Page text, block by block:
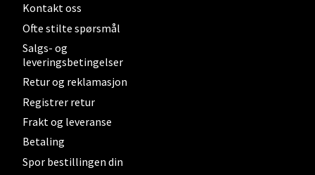
Kontakt oss
Ofte stilte spørsmål
Salgs- og
leveringsbetingelser
Retur og reklamasjon
Registrer retur
Frakt og leveranse
Betaling
Spor bestillingen din
Oslo - Thon Senter Storo
Vitaminveien 7 - 9, 0485 Oslo
Åpent i dag 10-21
0 i butikk